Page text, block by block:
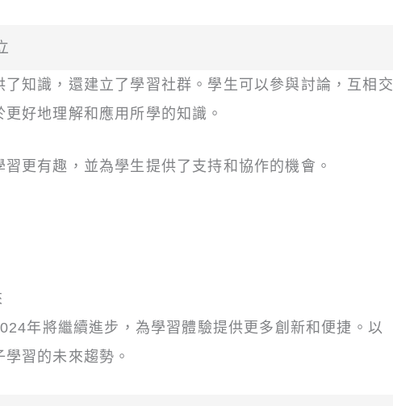
了知識，還建立了學習社群。學生可以參與討論，互相交
好地理解和應用所學的知識。
更有趣，並為學生提供了支持和協作的機會。
年將繼續進步，為學習體驗提供更多創新和便捷。以
學習的未來趨勢。